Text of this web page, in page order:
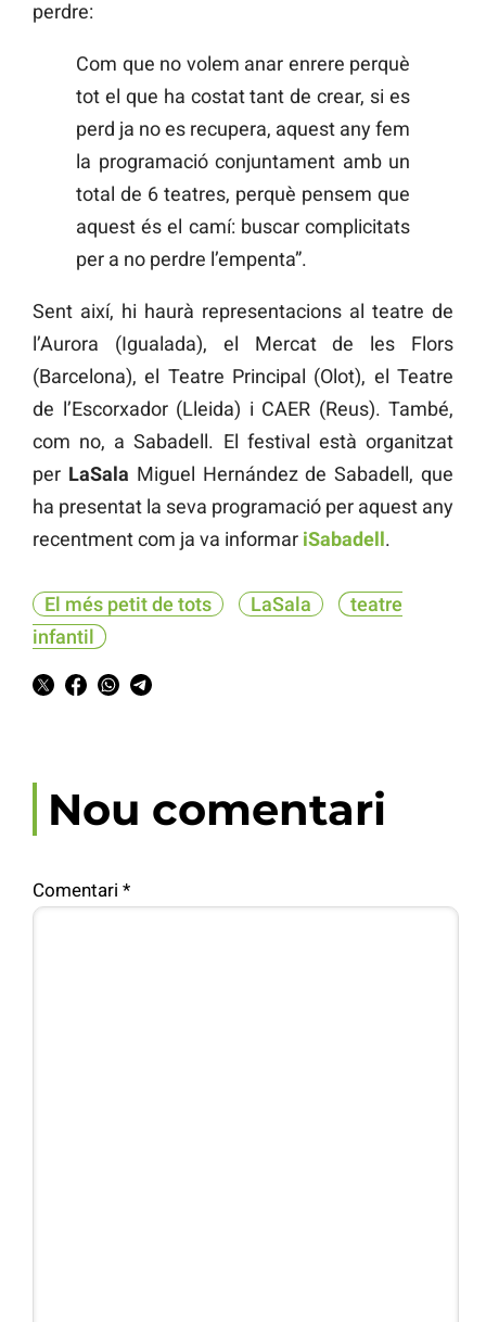
perdre:
Com que no volem anar enrere perquè
tot el que ha costat tant de crear, si es
perd ja no es recupera, aquest any fem
la programació conjuntament amb un
total de 6 teatres, perquè pensem que
aquest és el camí: buscar complicitats
per a no perdre l’empenta”.
Sent així, hi haurà representacions al teatre de
l’Aurora (Igualada), el Mercat de les Flors
(Barcelona), el Teatre Principal (Olot), el Teatre
de l’Escorxador (Lleida) i CAER (Reus). També,
com no, a Sabadell. El festival està organitzat
per LaSala Miguel Hernández de Sabadell, que
ha presentat la seva programació per aquest any
recentment com ja va informar iSabadell.
El més petit de tots LaSala
teatre
infantil
Nou comentari
Comentari *